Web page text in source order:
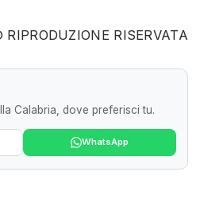
RIPRODUZIONE RISERVATA
Calabria, dove preferisci tu.
WhatsApp